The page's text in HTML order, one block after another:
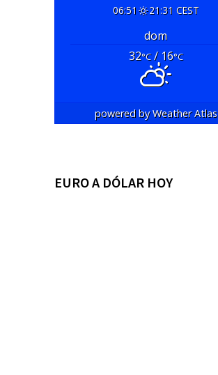
06:51 21:31 CEST
dom
32°C/ 16°C
powered byWeather Atlas
EURO A DÓLAR HOY